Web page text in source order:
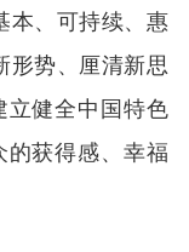
本、可持续、惠
形势、厘清新思
健全中国特色
获得感、幸福